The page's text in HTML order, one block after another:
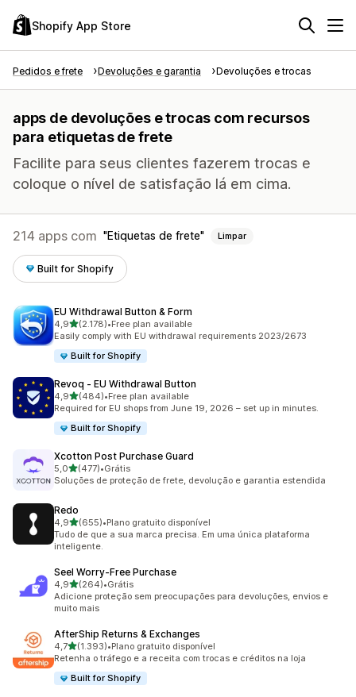
Shopify App Store
Pedidos e frete Devoluções e garantia Devoluções e trocas
apps de devoluções e trocas com recursos
para etiquetas de frete
Facilite para seus clientes fazerem trocas e
coloque o nível de satisfação lá em cima.
214 apps com Etiquetas de frete Limpar
Built for Shopify
EU Withdrawal Button & Form
4,9de 5 estrelas
(2.178)
2178 avaliações ao todo
•Free plan available
Easily comply with EU withdrawal requirements 2023/2673
Built for Shopify
Revoq ‑ EU Withdrawal Button
4,9de 5 estrelas
(484)
484 avaliações ao todo
•Free plan available
Required for EU shops from June 19, 2026 – set up in minutes.
Built for Shopify
Xcotton Post Purchase Guard
5,0de 5 estrelas
(477)
477 avaliações ao todo
•Grátis
Soluções de proteção de frete, devolução e garantia estendida
Redo
4,9de 5 estrelas
(655)
655 avaliações ao todo
•Plano gratuito disponível
Tudo de que a sua marca precisa. Em uma única plataforma
inteligente.
Seel Worry‑Free Purchase
4,9de 5 estrelas
(264)
264 avaliações ao todo
•Grátis
Adicione proteção sem preocupações para devoluções, envios e
muito mais
AfterShip Returns & Exchanges
4,7de 5 estrelas
(1.393)
1393 avaliações ao todo
•Plano gratuito disponível
Retenha o tráfego e a receita com trocas e créditos na loja
Built for Shopify